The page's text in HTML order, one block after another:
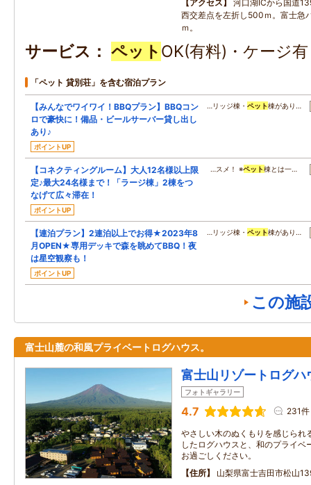
アクセス
河口湖ICから国道
西交差点を左折し500ｍ。富士急
ｍ。
サービス ペット OK(有料)・ケージ
「ペット 貸別荘」を含む宿泊プラン
【みんなでワイワイ！BBQプラン】BBQコン
ロで豪快に！備品・ビールサーバー貸し出し
あり♪
ポイントUP
…リッジ棟・ ペット棟があり…
【コネクティングルーム】大人12名様以上限
定♪最大24名様まで！「ラージ棟」2棟をつ
なげて広々滞在！
ポイントUP
…スメ！ ※ペット棟とは一…
【連泊プラン】2連泊以上でお得★2023年8
月OPEN★専用デッキで森を眺めてBBQ！夜
は星空観察も！
ポイントUP
…リッジ棟・ ペット棟があり…
この施
富士山麓の和風プライベートログハウス。
富士山リゾートログ
フォトギャラリー
4.7 231件
やさしい木のぬくもりを感じられ
したログハウスと、和のプライベ
お過ごしください。
住所
山梨県富士吉田市松山